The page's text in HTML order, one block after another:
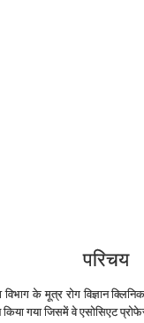
परिचय
विभाग के मूत्र रोग विज्ञान
गया जिसमें वे एसोसिएट